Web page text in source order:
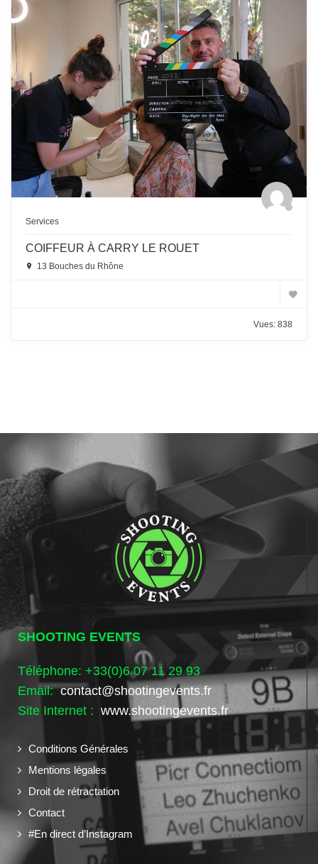
Services
COIFFEUR À CARRY LE ROUET
13 Bouches du Rhône
Vues: 838
SHOOTING EVENTS
Téléphone: +33(0)6 07 11 29 93
Email:contact@shootingevents.fr
Site Internet : www.shootingevents.fr
Conditions Générales
Mentions légales
Droit de rétractation
Contact
#En direct d’Instagram